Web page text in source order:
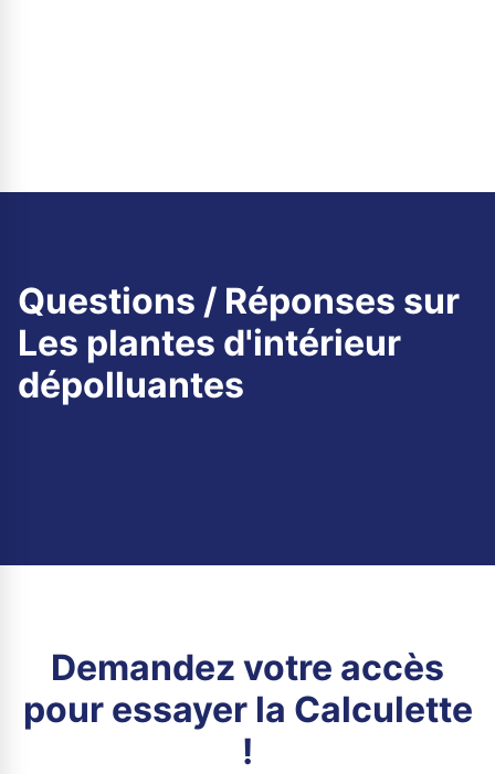
Questions / Réponses sur
Les plantes d'intérieur
dépolluantes
Demandez votre accès
pour essayer la Calculette
!